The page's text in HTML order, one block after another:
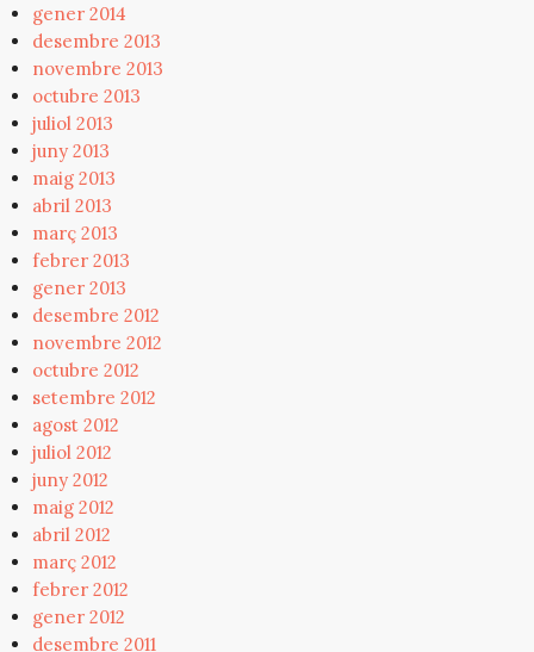
gener 2014
desembre 2013
novembre 2013
octubre 2013
juliol 2013
juny 2013
maig 2013
abril 2013
març 2013
febrer 2013
gener 2013
desembre 2012
novembre 2012
octubre 2012
setembre 2012
agost 2012
juliol 2012
juny 2012
maig 2012
abril 2012
març 2012
febrer 2012
gener 2012
desembre 2011